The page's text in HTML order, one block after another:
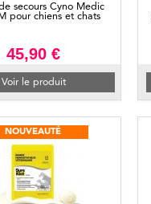
secours Cyno Medic
pour chiens et chats
45,90 €
Voir le produit
NOUVEAUTÉ